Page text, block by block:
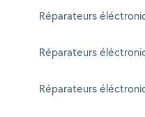
Réparateurs
Réparateurs
Réparateurs